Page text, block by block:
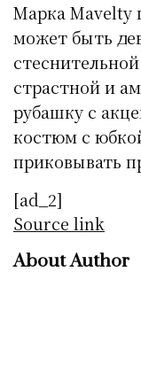
Марка Mavelty
может быть
страстной и
рубашку с
костюм с
приковывать
[ad_2]
Source link
About Author